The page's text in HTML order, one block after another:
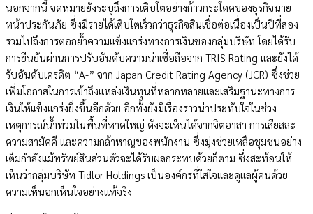
นอกจากนี้ จดหมายยังระบุถึงการเติบโตอย่างก้าวกระโดดของธุรกิจนาย
หน้าประกันภัย ซึ่งมีรายได้เติบโตเร็วกว่าธุรกิจสินเชื่อต่อเนื่องเป็นปีที่สอง
รวมไปถึงการตอกย้ำความแข็งแกร่งทางการเงินของกลุ่มบริษัท โดยได้รับ
การยืนยันผ่านการปรับอันดับความน่าเชื่อถือจาก TRIS Rating และยังได้
รับอันดับเครดิต “A-” จาก Japan Credit Rating Agency (JCR) ซึ่งช่วย
เพิ่มโอกาสในการเข้าถึงแหล่งเงินทุนที่หลากหลายและเสริมฐานะทางการ
เงินให้แข็งแกร่งยิ่งขึ้นอีกด้วย อีกทั้งยังมีเรื่องราวน่าประทับใจในช่วง
เหตุการณ์น้ำท่วมในพื้นที่หาดใหญ่ ดังจะเห็นได้จากจิตอาสา การเสียสละ
ความสามัคคี และความกล้าหาญของพนักงาน ซึ่งมุ่งช่วยเหลือชุมชนอย่าง
เต็มกำลังแม้ทรัพย์สินส่วนตัวจะได้รับผลกระทบด้วยก็ตาม ซึ่งสะท้อนให้
เห็นว่ากลุ่มบริษัท Tidlor Holdings เป็นองค์กรที่ใส่ใจและดูแลผู้คนด้วย
ความเห็นอกเห็นใจอย่างแท้จริง